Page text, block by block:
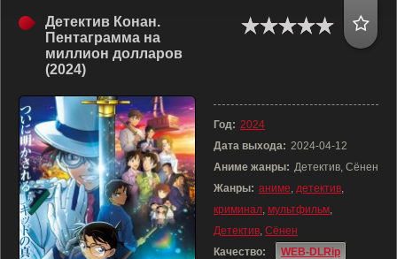
Детектив Конан.
Пентаграмма на
миллион долларов
(2024)
Год: 2024
Дата выхода: 2024-04-12
Аниме жанры: Детектив, Сёнен
Жанры: аниме, детектив,
криминал, мультфильм,
Детектив, Сёнен
Качество:
WEB-DLRip